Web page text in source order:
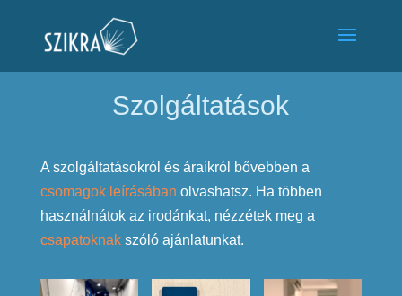
Szolgáltatások
A szolgáltatásokról és áraikról bővebben a
csomagok leírásában olvashatsz. Ha többen
használnátok az irodánkat, nézzétek meg a
csapatoknakszóló ajánlatunkat.